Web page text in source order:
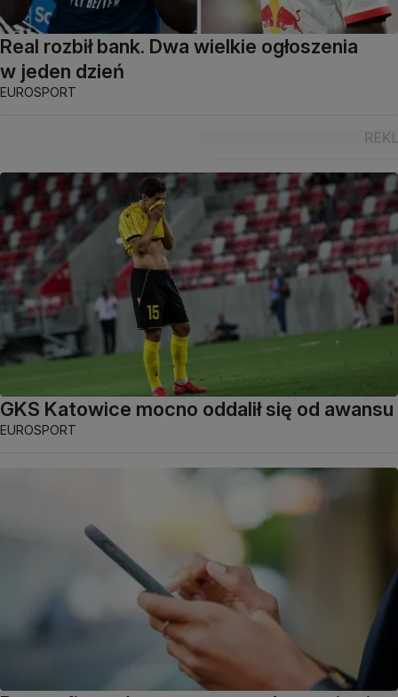
Real rozbił bank. Dwa wielkie ogłoszenia
w jeden dzień
EUROSPORT
GKS Katowice mocno oddalił się od awansu
EUROSPORT